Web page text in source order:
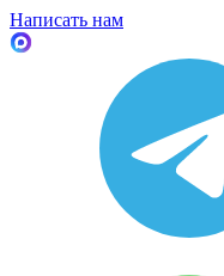
Написать нам